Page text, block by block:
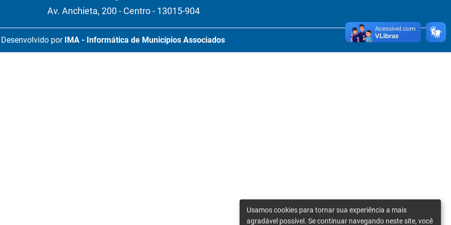
Av. Anchieta, 200 - Centro - 13015-904
Desenvolvido por IMA - Informática de Municípios Associados
Usamos cookies para tornar sua experiência a mais
agradável possível. Se continuar navegando neste site, você